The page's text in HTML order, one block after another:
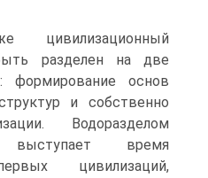
цивилизационный
разделен на две
формирование основ
и соб­ственно
Водоразделом
время
цивилизаций,